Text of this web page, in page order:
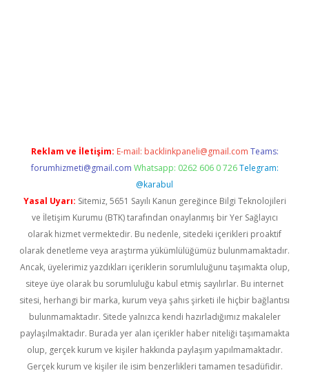
Reklam ve İletişim: E-mail: backlinkpaneli@gmail.com Teams:
forumhizmeti@gmail.com Whatsapp: 0262 606 0 726 Telegram:
@karabul
Yasal Uyarı: Sitemiz, 5651 Sayılı Kanun gereğince Bilgi Teknolojileri
ve İletişim Kurumu (BTK) tarafından onaylanmış bir Yer Sağlayıcı
olarak hizmet vermektedir. Bu nedenle, sitedeki içerikleri proaktif
olarak denetleme veya araştırma yükümlülüğümüz bulunmamaktadır.
Ancak, üyelerimiz yazdıkları içeriklerin sorumluluğunu taşımakta olup,
siteye üye olarak bu sorumluluğu kabul etmiş sayılırlar. Bu internet
sitesi, herhangi bir marka, kurum veya şahıs şirketi ile hiçbir bağlantısı
bulunmamaktadır. Sitede yalnızca kendi hazırladığımız makaleler
paylaşılmaktadır. Burada yer alan içerikler haber niteliği taşımamakta
olup, gerçek kurum ve kişiler hakkında paylaşım yapılmamaktadır.
Gerçek kurum ve kişiler ile isim benzerlikleri tamamen tesadüfidir.